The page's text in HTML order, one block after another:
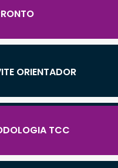
ORIENTADOR
TCC